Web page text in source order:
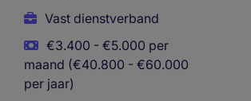
Vast dienstverband
€3.400 - €5.000 per
maand (€40.800 - €60.000
per jaar)